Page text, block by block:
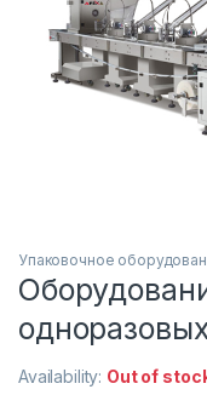
Упаковочное
Availability: Out of